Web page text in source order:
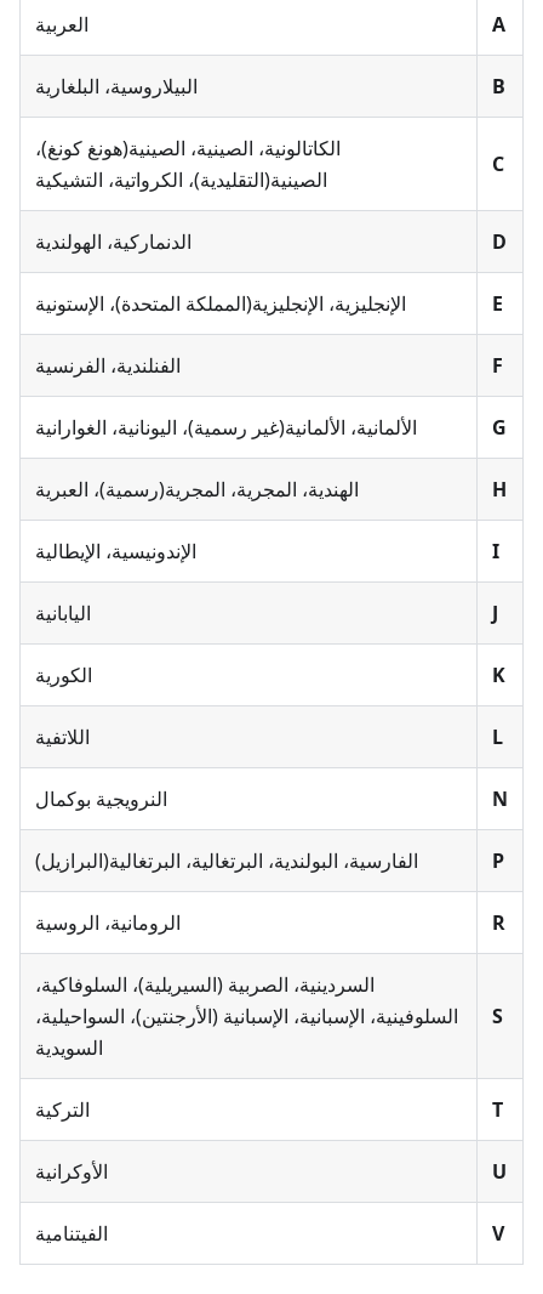
А العربية
B البيلاروسية، البلغارية
C
الكاتالونية، الصينية، الصينية(هونغ كونغ)،
الصينية(التقليدية)، الكرواتية، التشيكية
D الدنماركية، الهولندية
E الإنجليزية، الإنجليزية(المملكة المتحدة)، الإستونية
F الفنلندية، الفرنسية
G الألمانية، الألمانية(غير رسمية)، اليونانية، الغوارانية
H الهندية، المجرية، المجرية(رسمية)، العبرية
I الإندونيسية، الإيطالية
J اليابانية
K الكورية
L اللاتفية
N النرويجية بوكمال
P الفارسية، البولندية، البرتغالية، البرتغالية(البرازيل)
R الرومانية، الروسية
S
السردينية، الصربية (السيريلية)، السلوفاكية،
السلوفينية، الإسبانية، الإسبانية (الأرجنتين)، السواحيلية،
السويدية
T التركية
U الأوكرانية
V الفيتنامية